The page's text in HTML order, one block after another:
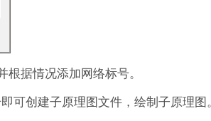
据情况添加网络标号。
可创建子原理图文件，绘制子原理图。